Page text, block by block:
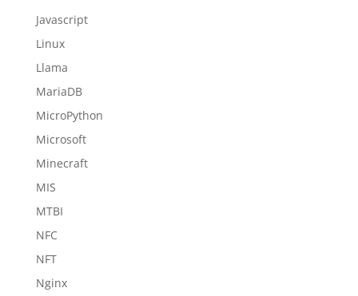
Javascript
Linux
Llama
MariaDB
MicroPython
Microsoft
Minecraft
MIS
MTBI
NFC
NFT
Nginx